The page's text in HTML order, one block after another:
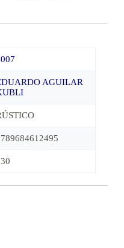
AGUILAR